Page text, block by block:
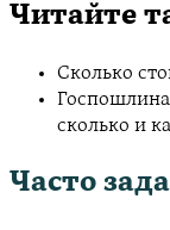
Читайте
Сколько
Госпошлина
сколько и
Часто